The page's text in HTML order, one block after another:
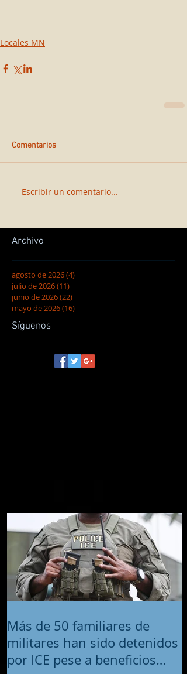
Locales MN
Comentarios
Escribir un comentario...
Archivo
agosto de 2026(4)
julio de 2026(11)
junio de 2026(22)
mayo de 2026(16)
Síguenos
Más de 50 familiares de
militares han sido detenidos
por ICE pese a beneficios